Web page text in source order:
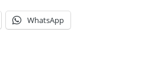
WhatsApp